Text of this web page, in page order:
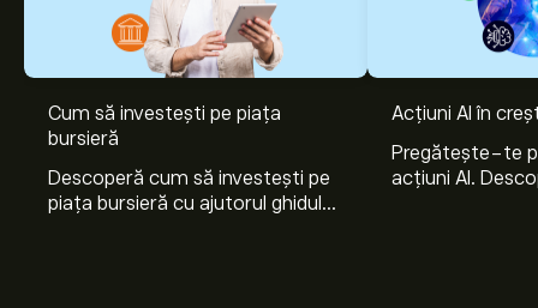
Cum să investești pe piața
bursieră
Descoperă cum să investești pe
piața bursieră cu ajutorul ghidului
Acțiuni AI în
Pregătește-te
acțiuni AI.
Prețul actual al acțiunilor ALTRA.ST este 80.10‎kr‎.